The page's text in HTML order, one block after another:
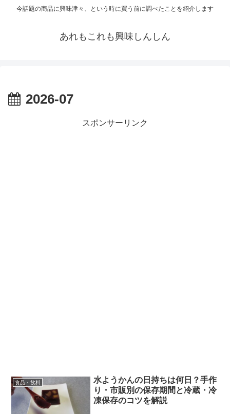
今話題の商品に興味津々、という時に買う前に調べたことを紹介します
あれもこれも興味しんしん
2026-07
スポンサーリンク
食品・飲料
水ようかんの日持ちは何日？手作
り・市販別の保存期間と冷蔵・冷
凍保存のコツを解説